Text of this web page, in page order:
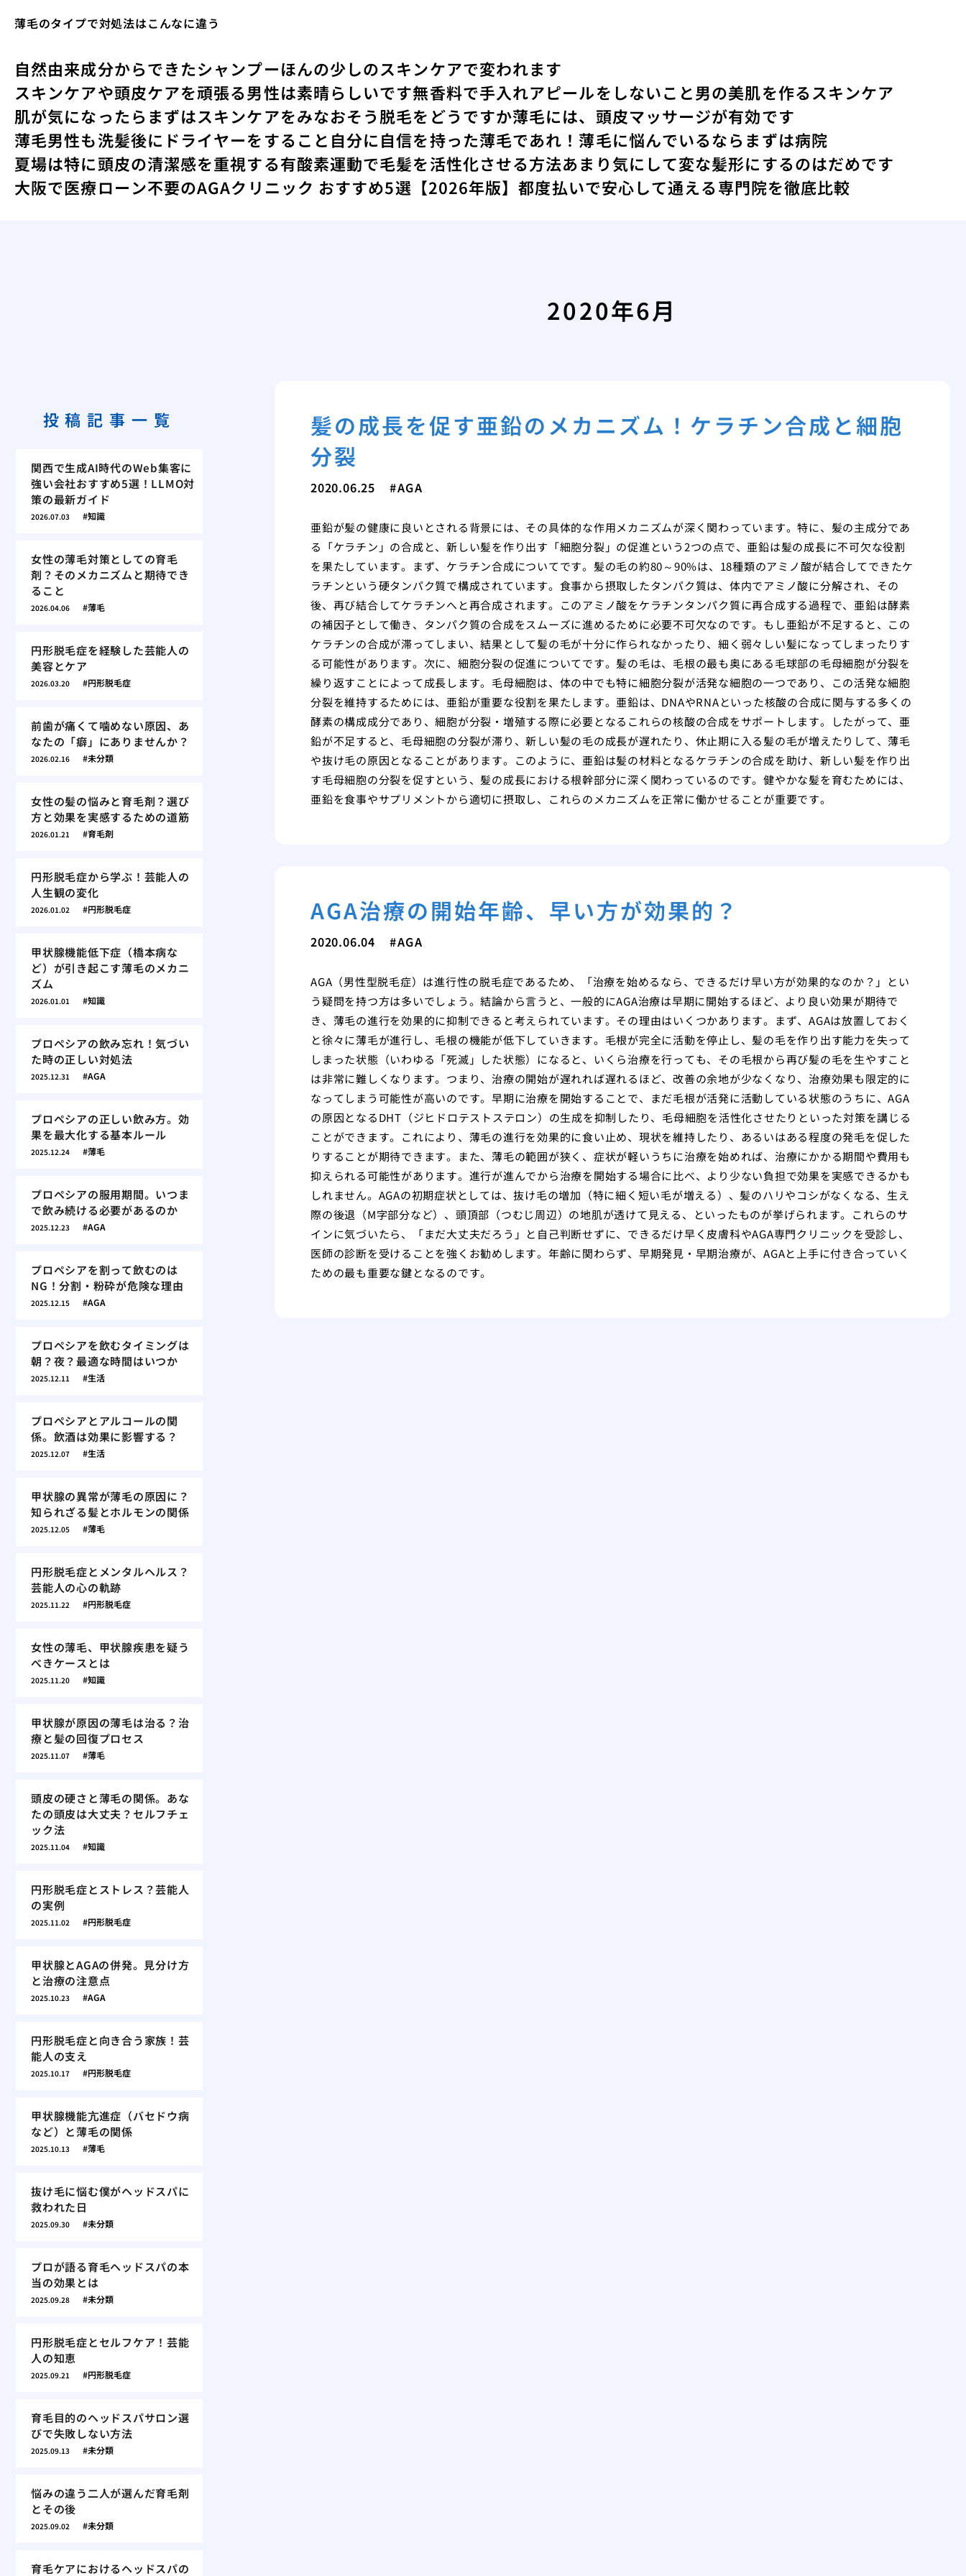
薄毛のタイプで対処法はこんなに違う
自然由来成分からできたシャンプーほんの少しのスキンケアで変われます
スキンケアや頭皮ケアを頑張る男性は素晴らしいです無香料で手入れアピールをしないこと男の美肌を作るスキンケア
肌が気になったらまずはスキンケアをみなおそう脱毛をどうですか薄毛には、頭皮マッサージが有効です
薄毛男性も洗髪後にドライヤーをすること 自分に自信を持った薄毛であれ！ 薄毛に悩んでいるならまずは病院
夏場は特に頭皮の清潔感を重視する有酸素運動で毛髪を活性化させる方法あまり気にして変な髪形にするのはだめです
大阪で医療ローン不要のAGAクリニック おすすめ5選【2026年版】都度払いで安心して通える専門院を徹底比較
2020年6月
髪の成長を促す亜鉛のメカニズム！ケラチン合成と細胞
分裂
2020.06.25 AGA
亜鉛が髪の健康に良いとされる背景には、その具体的な作用メカニズムが深く関わっています。特に、髪の主成分であ
る「ケラチン」の合成と、新しい髪を作り出す「細胞分裂」の促進という2つの点で、亜鉛は髪の成長に不可欠な役割
を果たしています。まず、ケラチン合成についてです。髪の毛の約80～90%は、18種類のアミノ酸が結合してできたケ
ラチンという硬タンパク質で構成されています。食事から摂取したタンパク質は、体内でアミノ酸に分解され、その
後、再び結合してケラチンへと再合成されます。このアミノ酸をケラチンタンパク質に再合成する過程で、亜鉛は酵素
の補因子として働き、タンパク質の合成をスムーズに進めるために必要不可欠なのです。もし亜鉛が不足すると、この
ケラチンの合成が滞ってしまい、結果として髪の毛が十分に作られなかったり、細く弱々しい髪になってしまったりす
る可能性があります。次に、細胞分裂の促進についてです。髪の毛は、毛根の最も奥にある毛球部の毛母細胞が分裂を
繰り返すことによって成長します。毛母細胞は、体の中でも特に細胞分裂が活発な細胞の一つであり、この活発な細胞
分裂を維持するためには、亜鉛が重要な役割を果たします。亜鉛は、DNAやRNAといった核酸の合成に関与する多くの
酵素の構成成分であり、細胞が分裂・増殖する際に必要となるこれらの核酸の合成をサポートします。したがって、亜
鉛が不足すると、毛母細胞の分裂が滞り、新しい髪の毛の成長が遅れたり、休止期に入る髪の毛が増えたりして、薄毛
や抜け毛の原因となることがあります。このように、亜鉛は髪の材料となるケラチンの合成を助け、新しい髪を作り出
す毛母細胞の分裂を促すという、髪の成長における根幹部分に深く関わっているのです。健やかな髪を育むためには、
亜鉛を食事やサプリメントから適切に摂取し、これらのメカニズムを正常に働かせることが重要です。
AGA治療の開始年齢、早い方が効果的？
2020.06.04 AGA
AGA（男性型脱毛症）は進行性の脱毛症であるため、「治療を始めるなら、できるだけ早い方が効果的なのか？」とい
う疑問を持つ方は多いでしょう。結論から言うと、一般的にAGA治療は早期に開始するほど、より良い効果が期待で
き、薄毛の進行を効果的に抑制できると考えられています。その理由はいくつかあります。まず、AGAは放置しておく
と徐々に薄毛が進行し、毛根の機能が低下していきます。毛根が完全に活動を停止し、髪の毛を作り出す能力を失って
しまった状態（いわゆる「死滅」した状態）になると、いくら治療を行っても、その毛根から再び髪の毛を生やすこと
は非常に難しくなります。つまり、治療の開始が遅れれば遅れるほど、改善の余地が少なくなり、治療効果も限定的に
なってしまう可能性が高いのです。早期に治療を開始することで、まだ毛根が活発に活動している状態のうちに、AGA
の原因となるDHT（ジヒドロテストステロン）の生成を抑制したり、毛母細胞を活性化させたりといった対策を講じる
ことができます。これにより、薄毛の進行を効果的に食い止め、現状を維持したり、あるいはある程度の発毛を促した
りすることが期待できます。また、薄毛の範囲が狭く、症状が軽いうちに治療を始めれば、治療にかかる期間や費用も
抑えられる可能性があります。進行が進んでから治療を開始する場合に比べ、より少ない負担で効果を実感できるかも
しれません。AGAの初期症状としては、抜け毛の増加（特に細く短い毛が増える）、髪のハリやコシがなくなる、生え
際の後退（M字部分など）、頭頂部（つむじ周辺）の地肌が透けて見える、といったものが挙げられます。これらのサ
インに気づいたら、「まだ大丈夫だろう」と自己判断せずに、できるだけ早く皮膚科やAGA専門クリニックを受診し、
医師の診断を受けることを強くお勧めします。年齢に関わらず、早期発見・早期治療が、AGAと上手に付き合っていく
ための最も重要な鍵となるのです。
投稿記事一覧
関西で生成AI時代のWeb集客に
強い会社おすすめ5選！LLMO対
策の最新ガイド
2026.07.03 知識
女性の薄毛対策としての育毛
剤？そのメカニズムと期待でき
ること
2026.04.06 薄毛
円形脱毛症を経験した芸能人の
美容とケア
2026.03.20 円形脱毛症
前歯が痛くて噛めない原因、あ
なたの「癖」にありませんか？
2026.02.16 未分類
女性の髪の悩みと育毛剤？選び
方と効果を実感するための道筋
2026.01.21 育毛剤
円形脱毛症から学ぶ！芸能人の
人生観の変化
2026.01.02 円形脱毛症
甲状腺機能低下症（橋本病な
ど）が引き起こす薄毛のメカニ
ズム
2026.01.01 知識
プロペシアの飲み忘れ！気づい
た時の正しい対処法
2025.12.31 AGA
プロペシアの正しい飲み方。効
果を最大化する基本ルール
2025.12.24 薄毛
プロペシアの服用期間。いつま
で飲み続ける必要があるのか
2025.12.23 AGA
プロペシアを割って飲むのは
NG！分割・粉砕が危険な理由
2025.12.15 AGA
プロペシアを飲むタイミングは
朝？夜？最適な時間はいつか
2025.12.11 生活
プロペシアとアルコールの関
係。飲酒は効果に影響する？
2025.12.07 生活
甲状腺の異常が薄毛の原因に？
知られざる髪とホルモンの関係
2025.12.05 薄毛
円形脱毛症とメンタルヘルス？
芸能人の心の軌跡
2025.11.22 円形脱毛症
女性の薄毛、甲状腺疾患を疑う
べきケースとは
2025.11.20 知識
甲状腺が原因の薄毛は治る？治
療と髪の回復プロセス
2025.11.07 薄毛
頭皮の硬さと薄毛の関係。あな
たの頭皮は大丈夫？セルフチェ
ック法
2025.11.04 知識
円形脱毛症とストレス？芸能人
の実例
2025.11.02 円形脱毛症
甲状腺とAGAの併発。見分け方
と治療の注意点
2025.10.23 AGA
円形脱毛症と向き合う家族！芸
能人の支え
2025.10.17 円形脱毛症
甲状腺機能亢進症（バセドウ病
など）と薄毛の関係
2025.10.13 薄毛
抜け毛に悩む僕がヘッドスパに
救われた日
2025.09.30 未分類
プロが語る育毛ヘッドスパの本
当の効果とは
2025.09.28 未分類
円形脱毛症とセルフケア！芸能
人の知恵
2025.09.21 円形脱毛症
育毛目的のヘッドスパサロン選
びで失敗しない方法
2025.09.13 未分類
悩みの違う二人が選んだ育毛剤
とその後
2025.09.02 未分類
育毛ケアにおけるヘッドスパの